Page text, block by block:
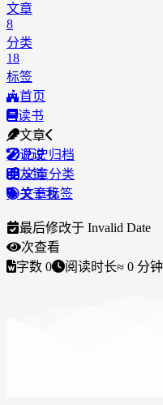
文章
8
分类
18
标签
首页
读书
文章
历史归档
文章分类
文章标签
说说
友链
关于我
最后修改于 Invalid Date
次查看
字数 0 阅读时长≈ 0 分钟